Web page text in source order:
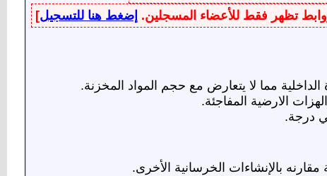
تظهر فقط للأعضاء المسجلين. إضغط هنا للتسجيل]
مما لا يتعارض مع حجم المواد المخزنة.
الارضية المفاجئة.
درجة.
مقارنه بالإنشاءات الخرسانية الأخرى.